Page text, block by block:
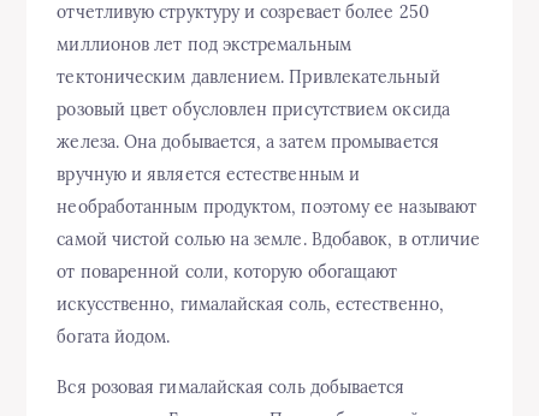
отчетливую структуру и созревает более 250
миллионов лет под экстремальным
тектоническим давлением. Привлекательный
розовый цвет обусловлен присутствием оксида
железа. Она добывается, а затем промывается
вручную и является естественным и
необработанным продуктом, поэтому ее называют
самой чистой солью на земле. Вдобавок, в отличие
от поваренной соли, которую обогащают
искусственно, гималайская соль, естественно,
богата йодом.
Вся розовая гималайская соль добывается